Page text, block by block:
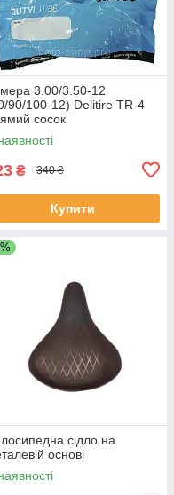
3.00/3.50-12
90/100-12) Delitire TR-4
сосок
₴ 340 ₴
Купити
сідло на
основі